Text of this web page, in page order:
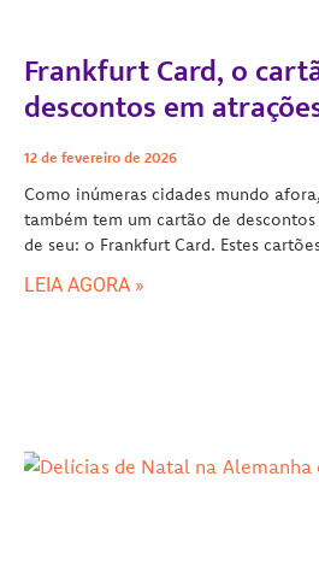
Frankfurt Card, o
descontos em
12 de fevereiro de 2026
Como inúmeras cidades mundo
também tem um cartão de
de seu: o Frankfurt Card. Estes
LEIA AGORA »